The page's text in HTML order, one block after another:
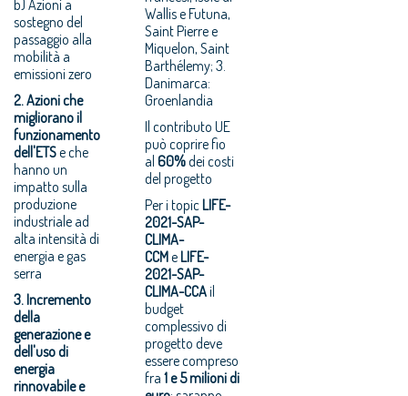
b) Azioni a
sostegno del
passaggio alla
mobilità a
emissioni zero
2. Azioni che
migliorano il
funzionamento
dell'ETSe che
hanno un
impatto sulla
produzione
industriale ad
alta intensità di
energia e gas
serra
3. Incremento
della
generazione e
dell'uso di
energia
rinnovabile e
Wallis e Futuna,
Saint Pierre e
Miquelon, Saint
Barthélemy; 3.
Danimarca:
Groenlandia
Il contributo UE
può coprire fio
al60%dei costi
del progetto
Per i topicLIFE-
2021-SAP-
CLIMA-
CCMeLIFE-
2021-SAP-
CLIMA-CCAil
budget
complessivo di
progetto deve
essere compreso
fra1 e 5 milioni di